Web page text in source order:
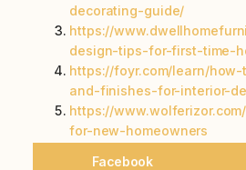
decorating-guide/
https://
design-tips-for-first-time-
https://foyr.com/learn/
and-finishes-for-interior-
https://
for-new-homeowners
Facebook